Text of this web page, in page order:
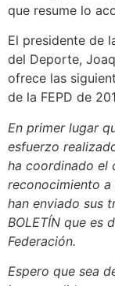
que resume lo
El presidente de
del Deporte,
ofrece las
de la FEPD de
En primer lugar
esfuerzo
ha coordinado el
reconocimiento
han enviado sus
BOLETÍN que es
Federación.
Espero que sea